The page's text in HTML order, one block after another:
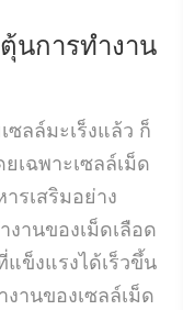
นการทำงาน
ลล์มะเร็งแล้ว ก็
เฉพาะเซลล์เม็ด
รเสริมอย่าง
งานของเม็ดเลือด
ข็งแรงได้เร็วขึ้น
านของเซลล์เม็ด